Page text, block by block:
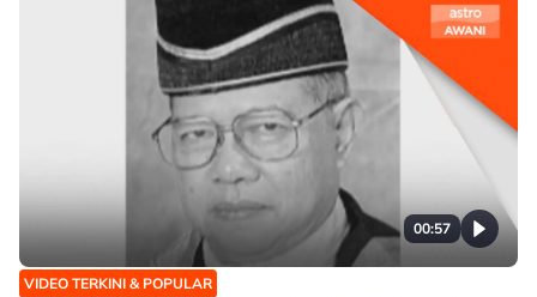
00:57
VIDEO TERKINI & POPULAR